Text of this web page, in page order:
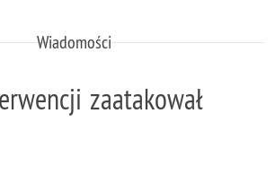
Wiadomości
zaatakował